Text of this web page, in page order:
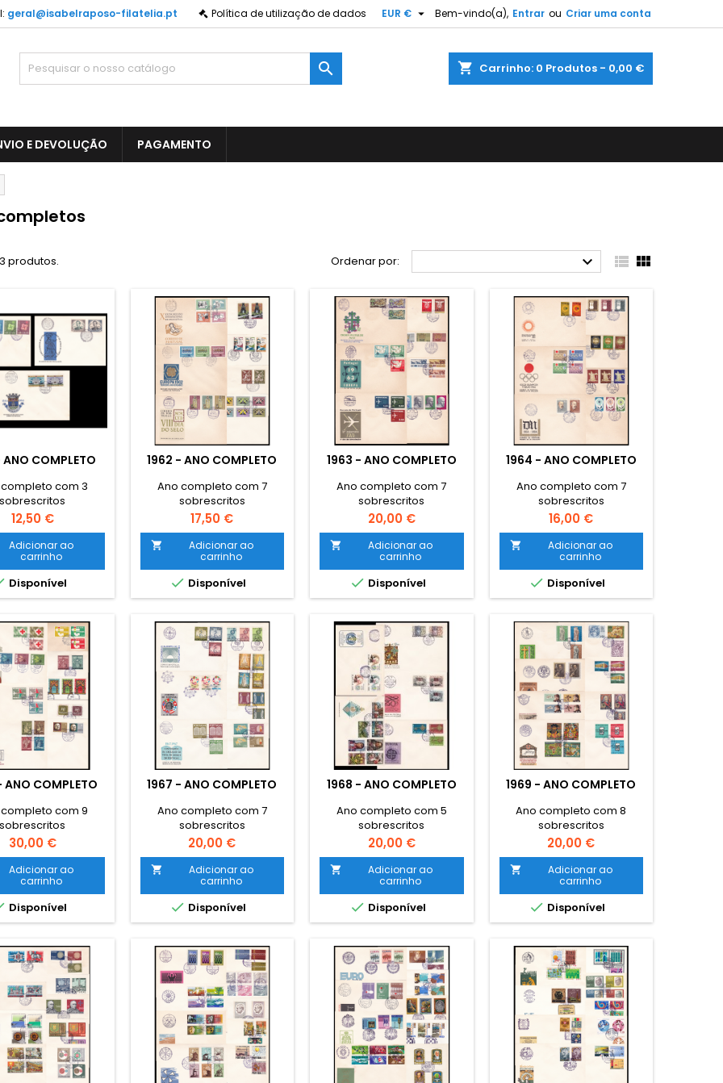
geral@isabelraposo-filatelia.pt Política de utilização de dados Bem-vindo(a), Entrar ou Criar uma conta
EUR € 
shopping_cart Carrinho: 0 Produtos - 0,00 €

E DEVOLUÇÃO PAGAMENTO
produtos. Ordenar por:   
ANO COMPLETO
com 3
sobrescritos
Preço
12,50 €
Adicionar ao
carrinho
Disponível
1962 - ANO COMPLETO
Ano completo com 7
sobrescritos
Preço
17,50 €

Adicionar ao
carrinho
 Disponível
1963 - ANO COMPLETO
Ano completo com 7
sobrescritos
Preço
20,00 €

Adicionar ao
carrinho
 Disponível
1964 - ANO COMPLETO
Ano completo com 7
sobrescritos
Preço
16,00 €

Adicionar ao
carrinho
 Disponível
ANO COMPLETO
com 9
sobrescritos
Preço
30,00 €
Adicionar ao
carrinho
Disponível
1967 - ANO COMPLETO
Ano completo com 7
sobrescritos
Preço
20,00 €

Adicionar ao
carrinho
 Disponível
1968 - ANO COMPLETO
Ano completo com 5
sobrescritos
Preço
20,00 €

Adicionar ao
carrinho
 Disponível
1969 - ANO COMPLETO
Ano completo com 8
sobrescritos
Preço
20,00 €

Adicionar ao
carrinho
 Disponível